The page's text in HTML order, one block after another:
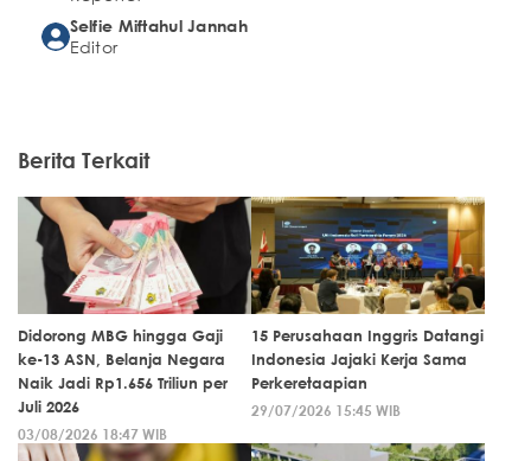
Selfie Miftahul Jannah
Editor
Berita Terkait
Didorong MBG hingga Gaji
ke-13 ASN, Belanja Negara
Naik Jadi Rp1.656 Triliun per
Juli 2026
03/08/2026 18:47 WIB
15 Perusahaan Inggris Datangi
Indonesia Jajaki Kerja Sama
Perkeretaapian
29/07/2026 15:45 WIB